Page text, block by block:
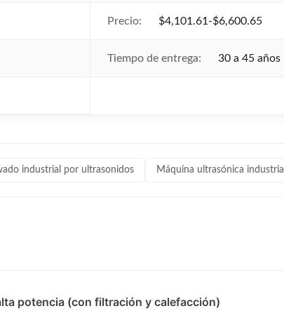
Precio: $4,101.61-$6,600.65
Tiempo de entrega: 30 a 45 años
industrial por ultrasonidos Máquina ultrasónica industrial
potencia (con filtración y calefacción)